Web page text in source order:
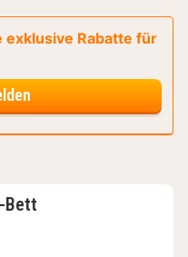
exklusive Rabatte für
Bett